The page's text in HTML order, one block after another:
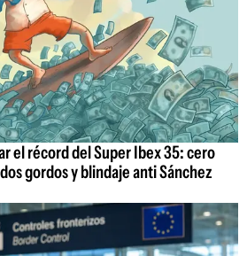
el récord del Super Ibex 35: cero
gordos y blindaje anti Sánchez